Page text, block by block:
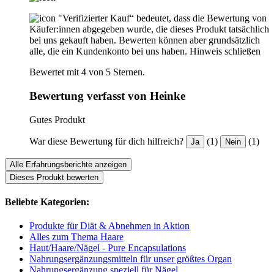
"Verifizierter Kauf“ bedeutet, dass die Bewertung von
Käufer:innen abgegeben wurde, die dieses Produkt tatsächlich
bei uns gekauft haben. Bewerten können aber grundsätzlich
alle, die ein Kundenkonto bei uns haben. Hinweis schließen
Bewertet mit 4 von 5 Sternen.
Bewertung verfasst von Heinke
Gutes Produkt
War diese Bewertung für dich hilfreich? Ja (1) Nein (1)
Alle Erfahrungsberichte anzeigen
Dieses Produkt bewerten
Beliebte Kategorien:
Produkte für Diät & Abnehmen in Aktion
Alles zum Thema Haare
Haut/Haare/Nägel - Pure Encapsulations
Nahrungsergänzungsmitteln für unser größtes Organ